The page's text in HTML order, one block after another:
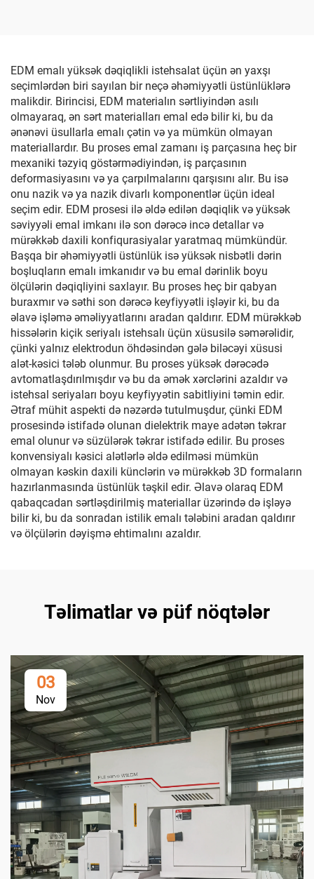
EDM emalı yüksək dəqiqlikli istehsalat üçün ən yaxşı
seçimlərdən biri sayılan bir neçə əhəmiyyətli üstünlüklərə
malikdir. Birincisi, EDM materialın sərtliyindən asılı
olmayaraq, ən sərt materialları emal edə bilir ki, bu da
ənənəvi üsullarla emalı çətin və ya mümkün olmayan
materiallardır. Bu proses emal zamanı iş parçasına heç bir
mexaniki təzyiq göstərmədiyindən, iş parçasının
deformasiyasını və ya çarpılmalarını qarşısını alır. Bu isə
onu nazik və ya nazik divarlı komponentlər üçün ideal
seçim edir. EDM prosesi ilə əldə edilən dəqiqlik və yüksək
səviyyəli emal imkanı ilə son dərəcə incə detallar və
mürəkkəb daxili konfiqurasiyalar yaratmaq mümkündür.
Başqa bir əhəmiyyətli üstünlük isə yüksək nisbətli dərin
boşluqların emalı imkanıdır və bu emal dərinlik boyu
ölçülərin dəqiqliyini saxlayır. Bu proses heç bir qabyan
buraxmır və səthi son dərəcə keyfiyyətli işləyir ki, bu da
əlavə işləmə əməliyyatlarını aradan qaldırır. EDM mürəkkəb
hissələrin kiçik seriyalı istehsalı üçün xüsusilə səmərəlidir,
çünki yalnız elektrodun öhdəsindən gələ biləcəyi xüsusi
alət-kəsici tələb olunmur. Bu proses yüksək dərəcədə
avtomatlaşdırılmışdır və bu da əmək xərclərini azaldır və
istehsal seriyaları boyu keyfiyyətin sabitliyini təmin edir.
Ətraf mühit aspekti də nəzərdə tutulmuşdur, çünki EDM
prosesində istifadə olunan dielektrik maye adətən təkrar
emal olunur və süzülərək təkrar istifadə edilir. Bu proses
konvensiyalı kəsici alətlərlə əldə edilməsi mümkün
olmayan kəskin daxili künclərin və mürəkkəb 3D formaların
hazırlanmasında üstünlük təşkil edir. Əlavə olaraq EDM
qabaqcadan sərtləşdirilmiş materiallar üzərində də işləyə
bilir ki, bu da sonradan istilik emalı tələbini aradan qaldırır
və ölçülərin dəyişmə ehtimalını azaldır.
Təlimatlar və püf nöqtələr
03
Nov